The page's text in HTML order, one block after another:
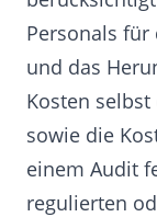
Personals
und das
Kosten
sowie die
einem Audit
regulierten